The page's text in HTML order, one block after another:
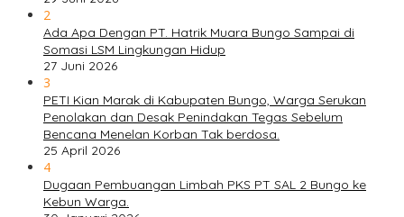
2
Ada Apa Dengan PT. Hatrik Muara Bungo Sampai di
Somasi LSM Lingkungan Hidup
27 Juni 2026
3
PETI Kian Marak di Kabupaten Bungo, Warga Serukan
Penolakan dan Desak Penindakan Tegas Sebelum
Bencana Menelan Korban Tak berdosa.
25 April 2026
4
Dugaan Pembuangan Limbah PKS PT SAL 2 Bungo ke
Kebun Warga.